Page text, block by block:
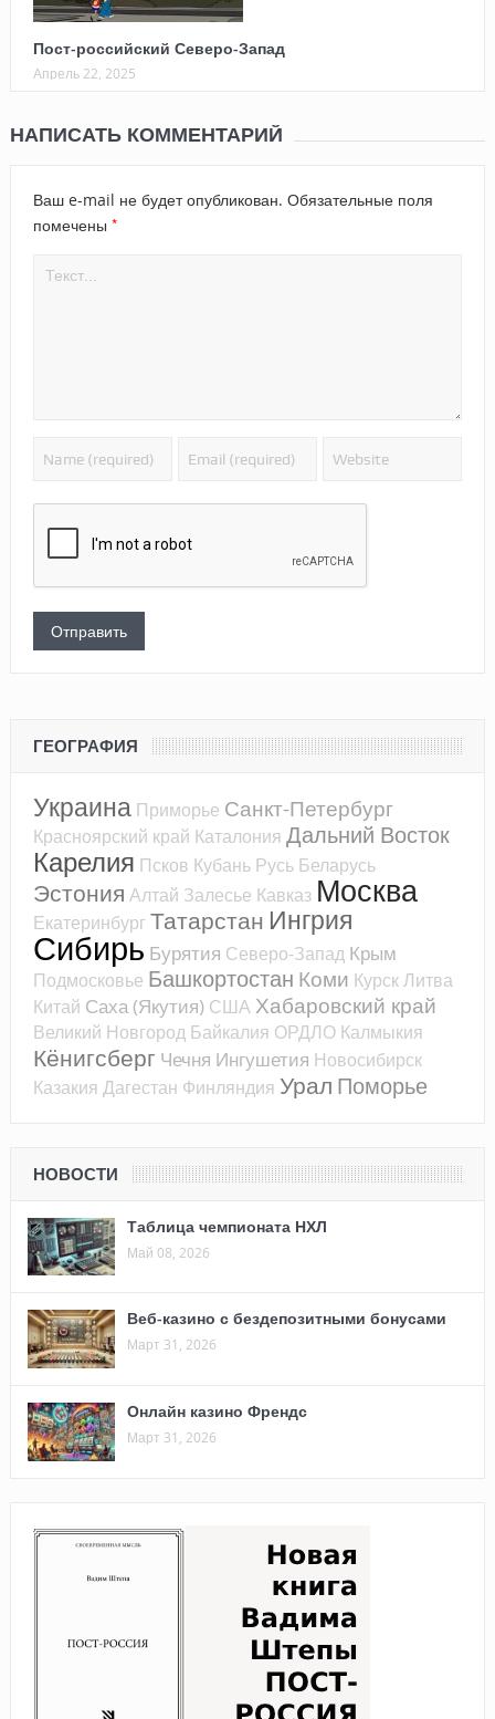
Пост-российский Северо-Запад
Апрель 22, 2025
НАПИСАТЬ КОММЕНТАРИЙ
Ваш e-mail не будет опубликован. Обязательные поля
помечены *
ГЕОГРАФИЯ
Украина Приморье Санкт-Петербург
Красноярский край Каталония Дальний Восток
Карелия Псков Кубань Русь Беларусь
Эстония Алтай Залесье Кавказ Москва
Екатеринбург Татарстан Ингрия
Сибирь Бурятия Северо-Запад Крым
Подмосковье Башкортостан Коми КурскЛитва
Китай Саха (Якутия) США Хабаровский край
Великий Новгород Байкалия ОРДЛО Калмыкия
Кёнигсберг Чечня Ингушетия Новосибирск
Казакия Дагестан Финляндия Урал Поморье
НОВОСТИ
Таблица чемпионата НХЛ
Май 08, 2026
Веб-казино с бездепозитными бонусами
Март 31, 2026
Онлайн казино Френдс
Март 31, 2026